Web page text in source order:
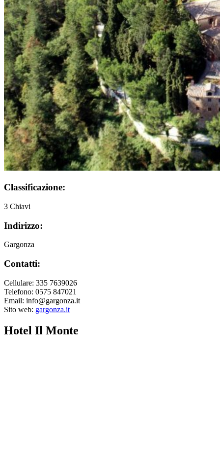
Classificazione:
3 Chiavi
Indirizzo:
Gargonza
Contatti:
Cellulare: 335 7639026
Telefono: 0575 847021
Email: info@gargonza.it
Sito web: gargonza.it
Hotel Il Monte